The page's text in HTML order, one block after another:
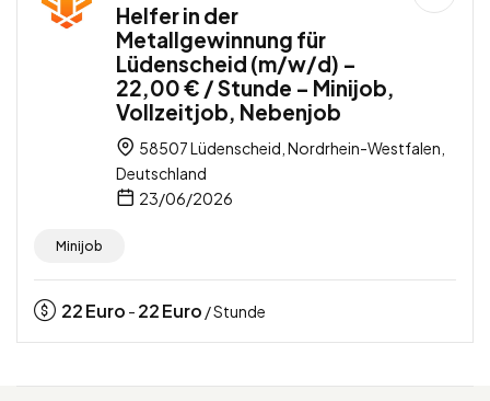
Helfer in der
Metallgewinnung für
Lüdenscheid (m/w/d) –
22,00 € / Stunde – Minijob,
Vollzeitjob, Nebenjob
58507 Lüdenscheid, Nordrhein-Westfalen,
Deutschland
23/06/2026
Minijob
22Euro - 22Euro / Stunde